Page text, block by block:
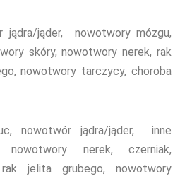
jądra/jąder, nowotwory mózgu,
skóry, nowotwory nerek, rak
nowotwory tarczycy, choroba
nowotwór jądra/jąder, inne
nowotwory nerek, czerniak,
jelita grubego, nowotwory